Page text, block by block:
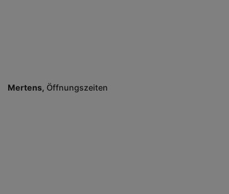
Mertens Öffnungszeiten